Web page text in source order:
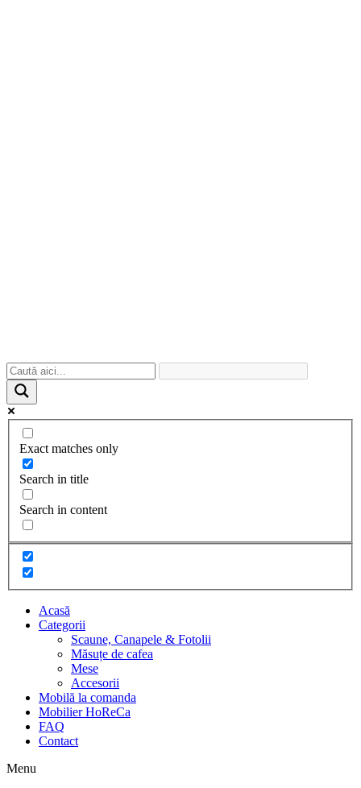
Exact matches only
Search in title
Search in content
Acasă
Categorii
Scaune, Canapele & Fotolii
Măsuțe de cafea
Mese
Accesorii
Mobilă la comanda
Mobilier HoReCa
FAQ
Contact
Menu